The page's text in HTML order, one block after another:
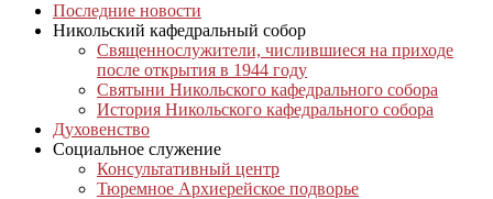
Последние новости
Никольский кафедральный собор
Священнослужители, числившиеся на приходе
после открытия в 1944 году
Святыни Никольского кафедрального собора
История Никольского кафедрального собора
Духовенство
Социальное служение
Консультативный центр
Тюремное Архиерейское подворье